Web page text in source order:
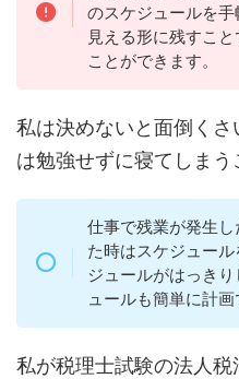
のスケジュールを
見える形に残すこ
ことができます。
私は決めないと面倒く
は勉強せずに寝てしまう
仕事で残業が発生
た時はスケジュー
ジュールがはっき
ュールも簡単に計画
私が税理士試験の法人